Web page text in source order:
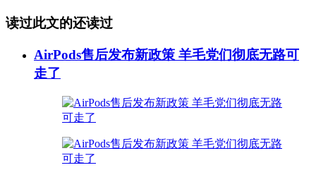
读过此文的还读过
AirPods售后发布新政策 羊毛党们彻底无路可
走了